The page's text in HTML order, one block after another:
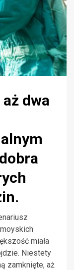
dwa
miała
Niestety
zamknięte, aż